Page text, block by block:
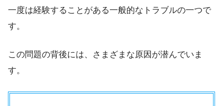
一度は経験することがある一般的なトラブルの一つで
す。
この問題の背後には、さまざまな原因が潜んでいま
す。